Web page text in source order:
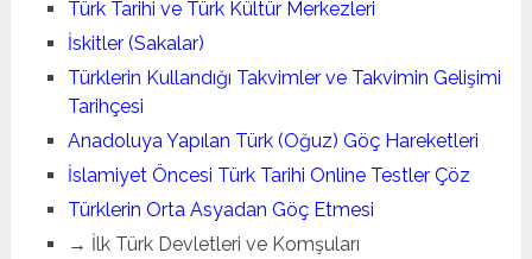
Türk Tarihi ve Türk Kültür Merkezleri
İskitler (Sakalar)
Türklerin Kullandığı Takvimler ve Takvimin Gelişimi
Tarihçesi
Anadoluya Yapılan Türk (Oğuz) Göç Hareketleri
İslamiyet Öncesi Türk Tarihi Online Testler Çöz
Türklerin Orta Asyadan Göç Etmesi
→ İlk Türk Devletleri ve Komşuları